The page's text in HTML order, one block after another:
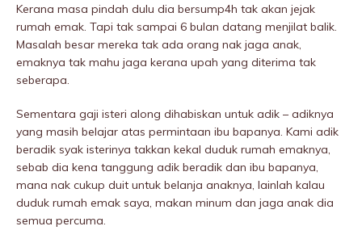
Kerana masa pindah dulu dia bersump4h tak akan jejak
rumah emak. Tapi tak sampai 6 bulan datang menjilat balik.
Masalah besar mereka tak ada orang nak jaga anak,
emaknya tak mahu jaga kerana upah yang diterima tak
seberapa.
Sementara gaji isteri along dihabiskan untuk adik – adiknya
yang masih belajar atas permintaan ibu bapanya. Kami adik
beradik syak isterinya takkan kekal duduk rumah emaknya,
sebab dia kena tanggung adik beradik dan ibu bapanya,
mana nak cukup duit untuk belanja anaknya, lainlah kalau
duduk rumah emak saya, makan minum dan jaga anak dia
semua percuma.